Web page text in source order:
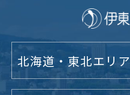
北海道・東北エリア